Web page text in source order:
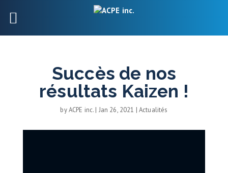
Succès de nos
résultats Kaizen !
byACPE inc. | Jan 26, 2021 | Actualités